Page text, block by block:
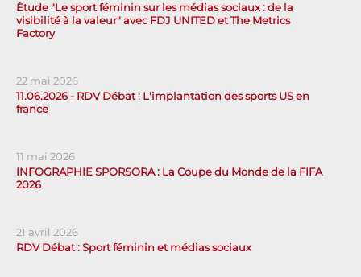
Étude "Le sport féminin sur les médias sociaux : de la
visibilité à la valeur" avec FDJ UNITED et The Metrics
Factory
22 mai 2026
11.06.2026 - RDV Débat : L'implantation des sports US en
france
11 mai 2026
INFOGRAPHIE SPORSORA : La Coupe du Monde de la FIFA
2026
21 avril 2026
RDV Débat : Sport féminin et médias sociaux